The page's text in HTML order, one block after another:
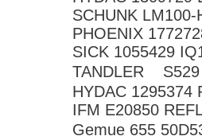
SCHUNK
PHOENIX
SICK 1055429
TANDLER
HYDAC 1295374
IFM E20850
Gemue 655